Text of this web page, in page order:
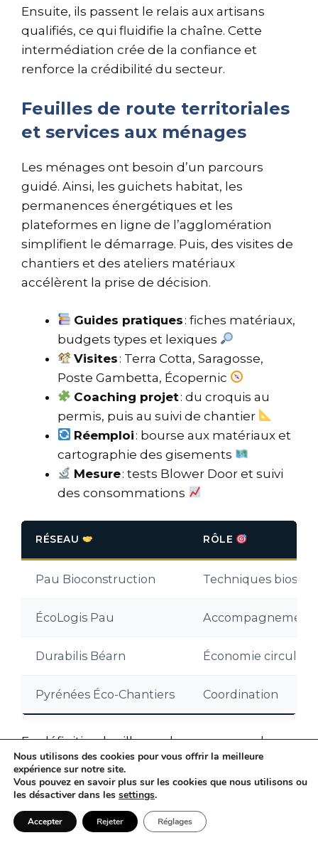
Ensuite, ils passent le relais aux artisans
qualifiés, ce qui fluidifie la chaîne. Cette
intermédiation crée de la confiance et
renforce la crédibilité du secteur.
Feuilles de route territoriales
et services aux ménages
Les ménages ont besoin d’un parcours
guidé. Ainsi, les guichets habitat, les
permanences énergétiques et les
plateformes en ligne de l’agglomération
simplifient le démarrage. Puis, des visites de
chantiers et des ateliers matériaux
accélèrent la prise de décision.
Guides pratiques : fiches matériaux,
budgets types et lexiques
Visites : Terra Cotta, Saragosse,
Poste Gambetta, Écopernic
Coaching projet: du croquis au
permis, puis au suivi de chantier
Réemploi : bourse aux matériaux et
cartographie des gisements
Mesure: tests Blower Door et suivi
des consommations
RÉSEAU RÔLE
Pau Bioconstruction Techniques
ÉcoLogis Pau Accompagnement
Durabilis Béarn Économie circulaire
Pyrénées Éco-Chantiers Coordination
En définitive, la ville ne change pas seule : un
réseau relie les projets, les habitants et les
entreprises. Cette maille renforce la
cohérence d’ensemble et prépare la suite.
Quels sont les premiers
Nous utilisons des cookies pour vous offrir la meilleure
expérience sur notre site.
Vous pouvez en savoir plus sur les cookies que nous utilisons ou
les désactiver dans les settings.
Accepter Rejeter Réglages